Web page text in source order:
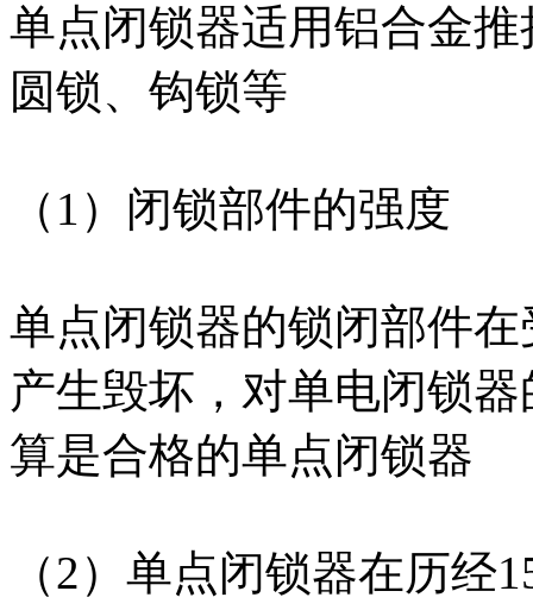
单点闭锁器适用铝合金
圆锁、钩锁等
（1）闭锁部件的强度
单点闭锁器的锁闭部件
产生毁坏，对单电闭锁
算是合格的单点闭锁器
（2）单点闭锁器在历经